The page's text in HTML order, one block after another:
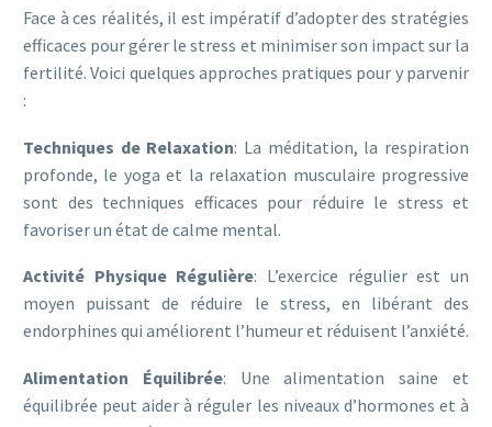
Face à ces réalités, il est impératif d’adopter des stratégies
efficaces pour gérer le stress et minimiser son impact sur la
fertilité. Voici quelques approches pratiques pour y parvenir
:
Techniques de Relaxation: La méditation, la respiration
profonde, le yoga et la relaxation musculaire progressive
sont des techniques efficaces pour réduire le stress et
favoriser un état de calme mental.
Activité Physique Régulière: L’exercice régulier est un
moyen puissant de réduire le stress, en libérant des
endorphines qui améliorent l’humeur et réduisent l’anxiété.
Alimentation Équilibrée: Une alimentation saine et
équilibrée peut aider à réguler les niveaux d’hormones et à